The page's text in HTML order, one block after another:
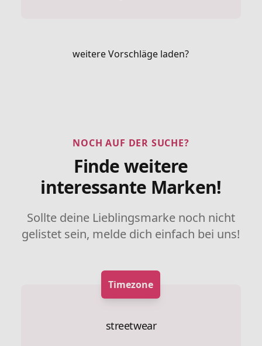
weitere Vorschläge laden?
NOCH AUF DER SUCHE?
Finde weitere
interessante Marken!
Sollte deine Lieblingsmarke noch nicht
gelistet sein, melde dich einfach bei uns!
Timezone
streetwear